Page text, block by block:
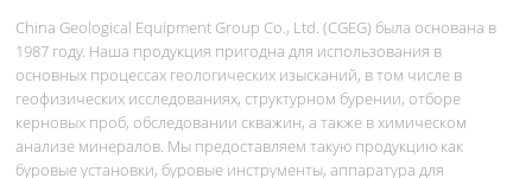
China Geological Equipment Group Co., Ltd. (CGEG) была основана в
1987 году. Наша продукция пригодна для использования в
основных процессах геологических изысканий, в том числе в
геофизических исследованиях, структурном бурении, отборе
керновых проб, обследовании скважин, а также в химическом
анализе минералов. Мы предоставляем такую продукцию как
буровые установки, буровые инструменты, аппаратура для